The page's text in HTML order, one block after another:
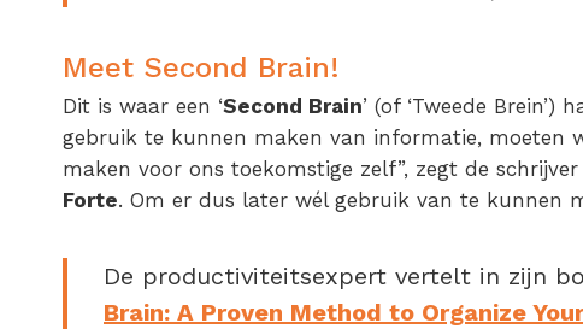
Meet Second Brain!
Dit is waar een ‘Second Brain’ (of ‘Tweede
gebruik te kunnen maken van informatie, moeten
maken voor ons toekomstige zelf”, zegt de
Forte. Om er dus later wél gebruik van te kunnen
De productiviteitsexpert vertelt in zijn
Brain: A Proven Method to Organize